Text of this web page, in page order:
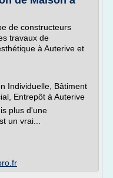
de constructeurs
travaux de
à Auterive et
Individuelle, Bâtiment
Entrepôt à Auterive
plus d'une
un vrai...